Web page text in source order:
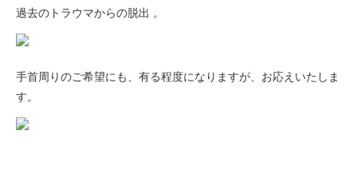
過去のトラウマからの脱出 。
手首周りのご希望にも、有る程度になりますが、お応えいたしま
す。